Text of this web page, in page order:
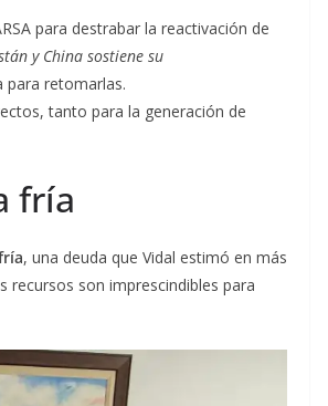
para destrabar la reactivación de
y China sostiene su
para retomarlas.
tanto para la generación de
fría
, una deuda que Vidal estimó en más
recursos son imprescindibles para